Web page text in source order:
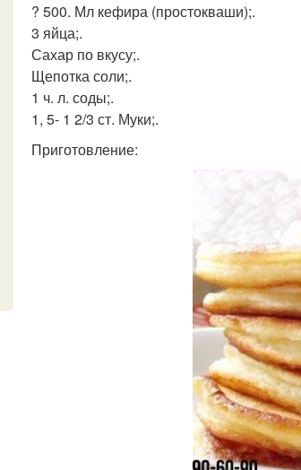
? 500. Мл кефира (простокваши);.
3 яйца;.
Сахар по вкусу;.
Щепотка соли;.
1 ч. л. соды;.
1, 5- 1 2/3 ст. Муки;.
Приготовление: